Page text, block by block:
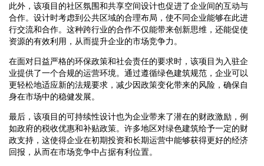
此外，该项目的社区氛围和共享空间设计也促进了企业间的互动与
合作。设计时考虑到公共区域的合理布局，使不同企业能够在此进
行交流和合作。这种跨行业的合作不仅能带来创新思维，还能促使
资源的有效利用，从而提升企业的市场竞争力。
在面对日益严格的环保政策和社会责任的要求时，该项目为入驻企
业提供了一个合规的运营环境。通过遵循绿色建筑规范，企业可以
更轻松地适应新的法规要求，减少因政策变化带来的风险，确保自
身在市场中的稳健发展。
最后，该项目的可持续性设计也为企业带来了潜在的财政激励，例
如政府的税收优惠和补贴政策。许多地区对绿色建筑给予一定的财
政支持，这使得企业在初期投资和长期运营中能够获得更好的经济
回报，从而在市场竞争中占据有利位置。